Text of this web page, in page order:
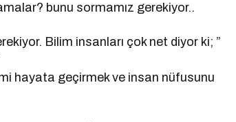
bunu sormamız gerekiyor..
Bilim insanları çok net diyor ki; ”
hayata geçirmek ve insan nüfusunu